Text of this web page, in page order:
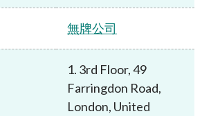
無牌公司
1. 3rd Floor, 49
Farringdon Road,
London, United